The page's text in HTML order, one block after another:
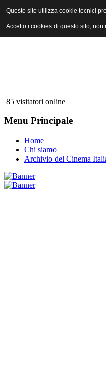
ANICA | Associazione
85 visitatori online
Menu Principale
Home
Chi siamo
Archivio del Cinema
Questo sito utilizza cookie tecnici
Accetto i cookies di questo sito, non
Questo sito utilizza cookie tecnici
Accetto i cookies di questo sito, non